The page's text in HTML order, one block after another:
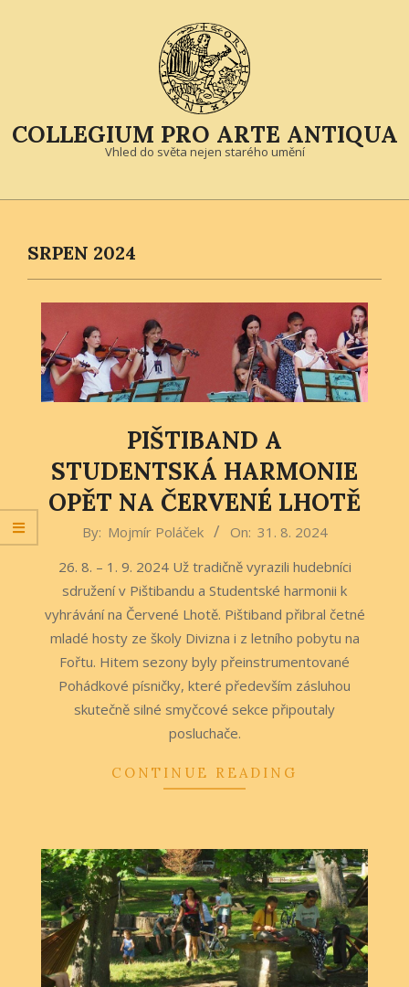
COLLEGIUM PRO ARTE ANTIQUA
Vhled do světa nejen starého umění
Primary
MenuSRPEN 2024
PIŠTIBAND A
STUDENTSKÁ HARMONIE
OPĚT NA ČERVENÉ LHOTĚ
By: Mojmír Poláček On: 31. 8. 2024
26. 8. – 1. 9. 2024 Už tradičně vyrazili hudebníci
sdružení v Pištibandu a Studentské harmonii k
vyhrávání na Červené Lhotě. Pištiband přibral četné
mladé hosty ze školy Divizna i z letního pobytu na
Fořtu. Hitem sezony byly přeinstrumentované
Pohádkové písničky, které především zásluhou
skutečně silné smyčcové sekce připoutaly
posluchače.
CONTINUE READING